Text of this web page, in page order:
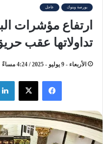
بورصة وبنوك عاجل
ارتفاع مؤشرات
تداولاتها عقب
الأربعاء - 9 يوليو - 2025 / 4:24 مساءً